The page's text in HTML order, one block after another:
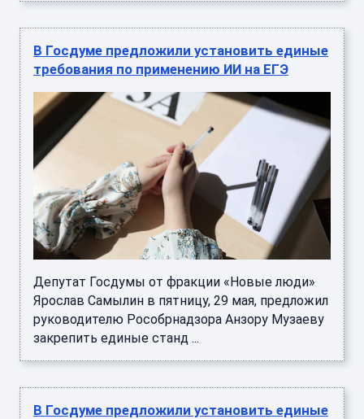
В Госдуме предложили установить единые
требования по применению ИИ на ЕГЭ
Депутат Госдумы от фракции «Новые люди»
Ярослав Самылин в пятницу, 29 мая, предложил
руководителю Рособрнадзора Анзору Музаеву
закрепить единые станд ...
В Госдуме предложили установить единые